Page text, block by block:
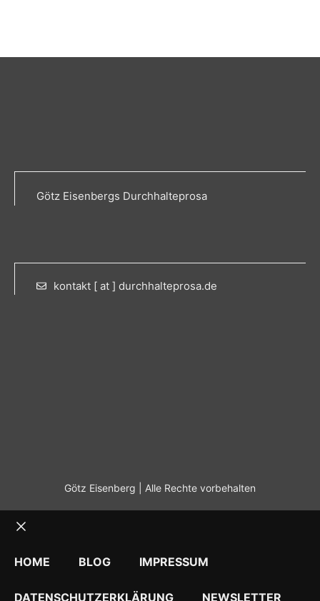
Götz Eisenbergs Durchhalteprosa
kontakt [ at ] durchhalteprosa.de
Götz Eisenberg | Alle Rechte vorbehalten
HOME
BLOG IMPRESSUM
DATENSCHUTZERKLÄRUNG NEWSLETTER